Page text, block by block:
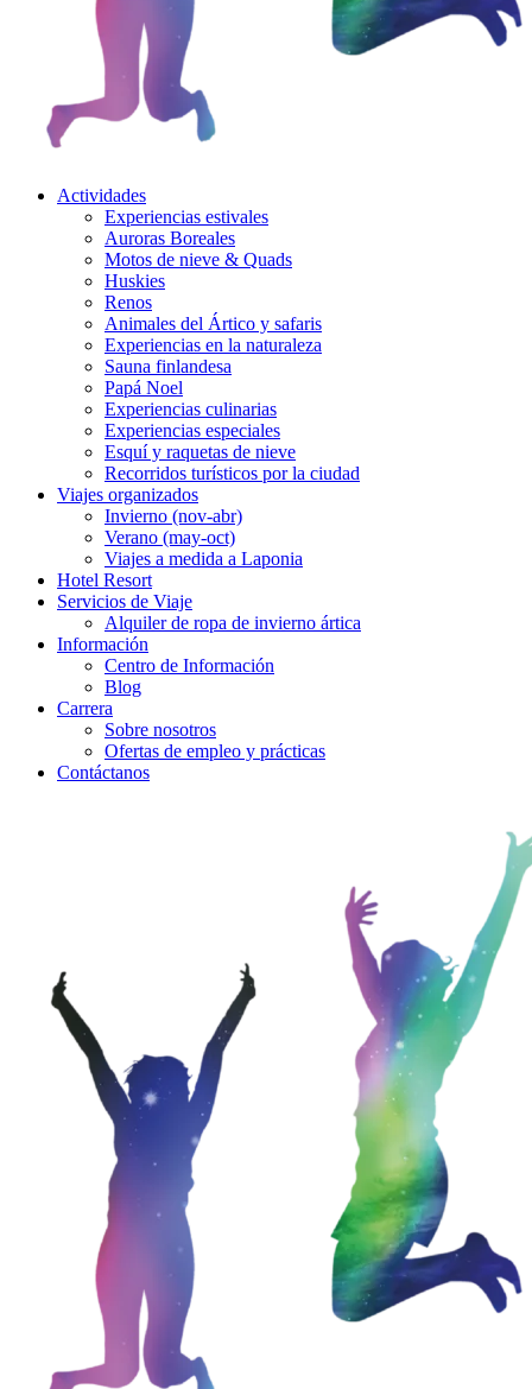
Actividades
Experiencias estivales
Auroras Boreales
Motos de nieve & Quads
Huskies
Renos
Animales del Ártico y safaris
Experiencias en la naturaleza
Sauna finlandesa
Papá Noel
Experiencias culinarias
Experiencias especiales
Esquí y raquetas de nieve
Recorridos turísticos por la ciudad
Viajes organizados
Invierno (nov-abr)
Verano (may-oct)
Viajes a medida a Laponia
Hotel Resort
Servicios de Viaje
Alquiler de ropa de invierno ártica
Información
Centro de Información
Blog
Carrera
Sobre nosotros
Ofertas de empleo y prácticas
Contáctanos